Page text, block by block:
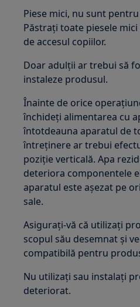
Piese mici, nu sunt
Păstrați toate piesele
de accesul copiilor.
Doar adulții ar trebui să
instaleze produsul.
Înainte de orice
închideți alimentarea cu
întotdeauna aparatul de
întreținere ar trebui
poziție verticală. Apa
deteriora componentele
aparatul este așezat pe
sale.
Asigurați-vă că utilizați
scopul său desemnat și
compatibilă pentru
Nu utilizați sau instalați
deteriorat.